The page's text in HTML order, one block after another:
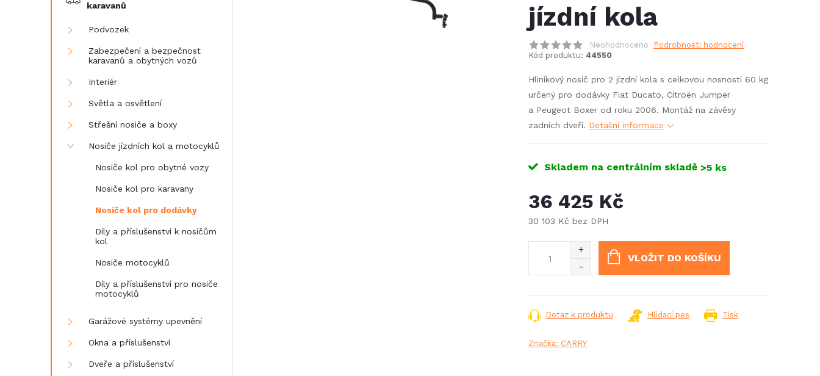
karavanů
Podvozek
Zabezpečení a bezpečnost
karavanů a obytných vozů
Interiér
Světla a osvětlení
Střešní nosiče a boxy
Nosiče jízdních kol a motocyklů
Nosiče kol pro obytné vozy
Nosiče kol pro karavany
Nosiče kol pro dodávky
Díly a příslušenství k nosičům
kol
Nosiče motocyklů
Díly a příslušenství pro nosiče
motocyklů
Garážové systémy upevnění
Okna a příslušenství
Dveře a příslušenství
jízdní kola
Neohodnoceno
Podrobnosti hodnocení
Kód produktu: 44550
Hliníkový nosič pro 2 jízdní kola s celkovou nosností 60 kg
určený pro dodávky Fiat Ducato, Citroën Jumper
a Peugeot Boxer od roku 2006. Montáž na závěsy
zadních dveří. Detailní informace
Skladem na centrálním skladě >5 ks
36 425 Kč
30 103 Kč bez DPH
VLOŽIT DO KOŠÍKU
Tisk
Dotaz k produktu Hlídací pes
Značka: CARRY